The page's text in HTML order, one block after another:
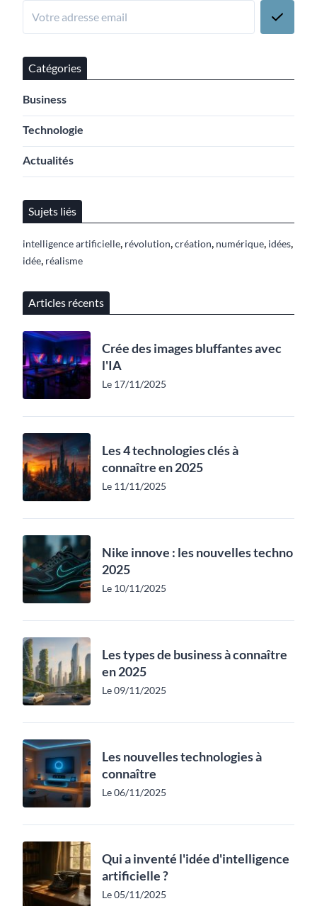
Catégories
Business
Technologie
Actualités
Sujets liés
intelligence artificielle révolution création numérique idées
idée réalisme
Articles récents
Crée des images bluffantes avec
l'IA
Le 17/11/2025
Les 4 technologies clés à
connaître en 2025
Le 11/11/2025
Nike innove : les nouvelles techno
2025
Le 10/11/2025
Les types de business à connaître
en 2025
Le 09/11/2025
Les nouvelles technologies à
connaître
Le 06/11/2025
Qui a inventé l'idée d'intelligence
artificielle ?
Le 05/11/2025